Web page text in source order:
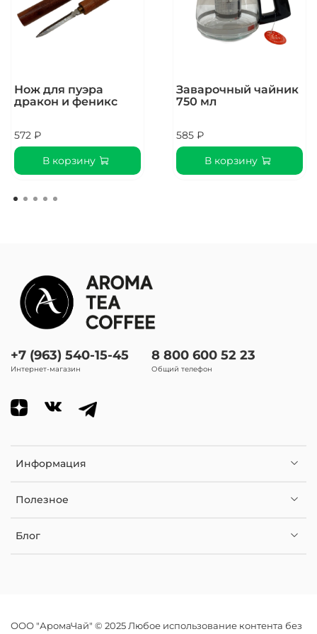
Вид чая
Фруктовый
Нож для пуэра
дракон и феникс
572 ₽
В корзину
Заварочный чайник
750 мл
585 ₽
В корзину
Информация
Полезное
Блог
+7 (963) 540-15-45
Интернет-магазин
8 800 600 52 23
Общий телефон
ООО "АромаЧай" © 2025 Любое использование контента без